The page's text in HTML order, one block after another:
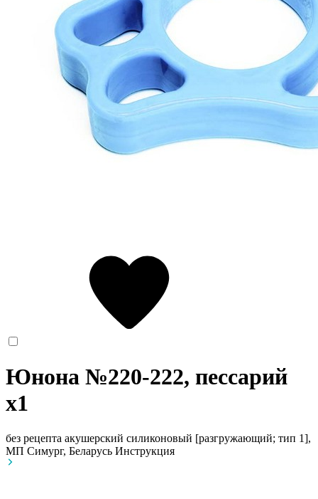
Юнона №220-222, пессарий
x1
без рецепта акушерский силиконовый [разгружающий; тип 1],
МП Симург, Беларусь Инструкция